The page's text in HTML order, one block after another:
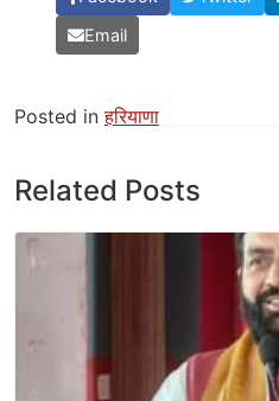
Email
Posted inहरियाणा
Related Posts